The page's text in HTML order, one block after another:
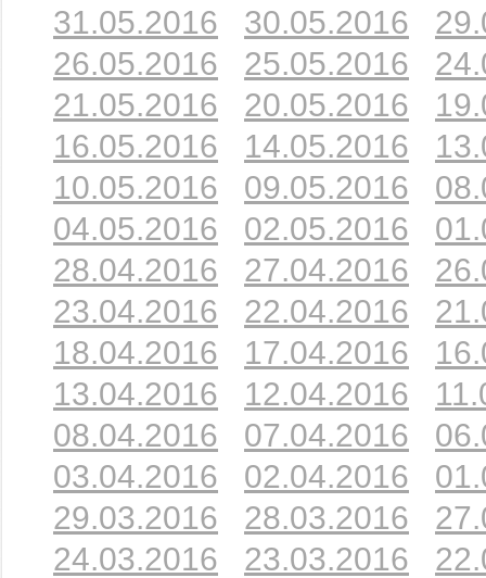
31.05.2016
30.05.2016
26.05.2016
25.05.2016
21.05.2016
20.05.2016
16.05.2016
14.05.2016
10.05.2016
09.05.2016
04.05.2016
02.05.2016
28.04.2016
27.04.2016
23.04.2016
22.04.2016
18.04.2016
17.04.2016
13.04.2016
12.04.2016
08.04.2016
07.04.2016
03.04.2016
02.04.2016
29.03.2016
28.03.2016
24.03.2016
23.03.2016